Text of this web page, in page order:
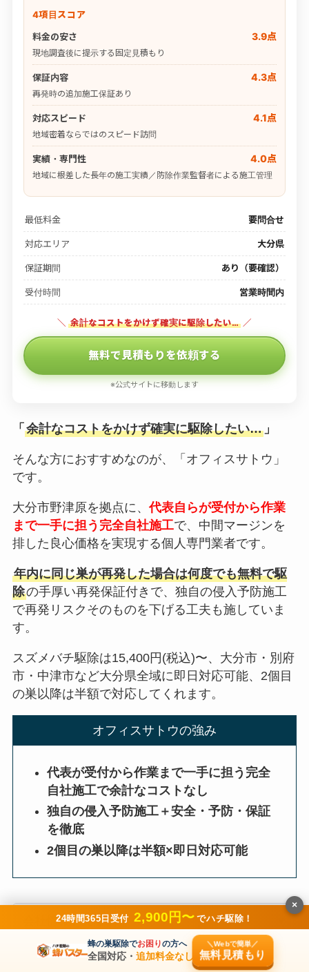
4項目スコア
料金の安さ
3.9点
現地調査後に提示する固定見積もり
保証内容 4.3点
再発時の追加施工保証あり
対応スピード 4.1点
地域密着ならではのスピード訪問
実績・専門性 4.0点
地域に根差した長年の施工実績／防除作業監督者による施工管理
最低料金 要問合せ
対応エリア 大分県
保証期間 あり（要確認）
受付時間 営業時間内
＼ 余計なコストをかけず確実に駆除したい… ／
無料で見積もりを依頼する
※公式サイトに移動します
「 余計なコストをかけず確実に駆除したい…」
そんな方におすすめなのが、「オフィスサトウ」
です。
大分市野津原を拠点に、代表自らが受付から作業
まで一手に担う完全自社施工で、中間マージンを
排した良心価格を実現する個人専門業者です。
年内に同じ巣が再発した場合は何度でも無料で駆
除の手厚い再発保証付きで、独自の侵入予防施工
で再発リスクそのものを下げる工夫も施していま
す。
スズメバチ駆除は15,400円(税込)〜、大分市・別府
市・中津市など大分県全域に即日対応可能、2個目
の巣以降は半額で対応してくれます。
オフィスサトウの強み
代表が受付から作業まで一手に担う完全
自社施工で余計なコストなし
独自の侵入予防施工＋安全・予防・保証
を徹底
2個目の巣以降は半額×即日対応可能
会社情報を見る
24時間365日受付 2,900円〜 でハチ駆除！
蜂の巣駆除でお困りの方へ
全国対応・追加料金なし
＼Webで簡単／
無料見積もり
×